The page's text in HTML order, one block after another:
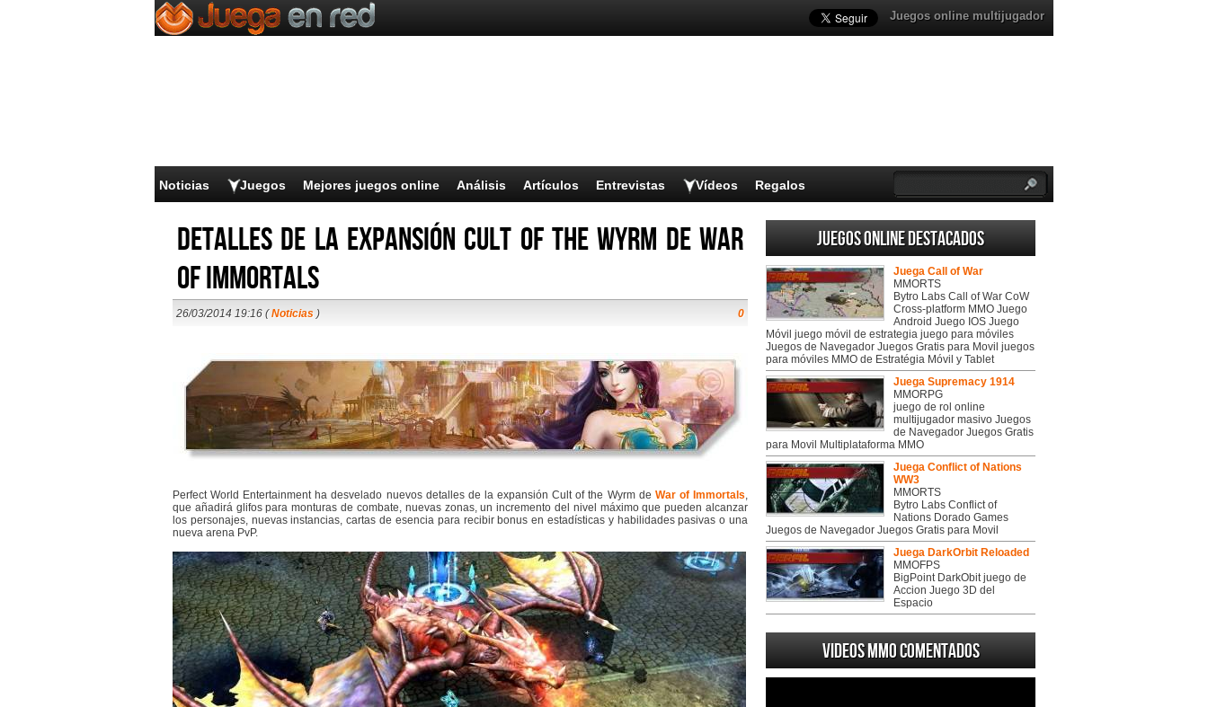
Juegos online multijugador
Noticias Juegos Mejores juegos online Análisis Artículos Entrevistas Vídeos Regalos
Detalles de la expansión Cult of the Wyrm de War
of Immortals
26/03/2014 19:16 (Noticias ) 0
Perfect World Entertainment ha desvelado nuevos detalles de la expansión Cult of the Wyrm de War of Immortals,
que añadirá glifos para monturas de combate, nuevas zonas, un incremento del nivel máximo que pueden alcanzar
los personajes, nuevas instancias, cartas de esencia para recibir bonus en estadísticas y habilidades pasivas o una
nueva arena PvP.
Juegos online destacados
Juega Call of War
MMORTS
Bytro Labs Call of War CoW
Cross-platform MMO Juego
Android Juego IOS Juego
Móvil juego móvil de estrategia juego para móviles
Juegos de Navegador Juegos Gratis para Movil juegos
para móviles MMO de Estratégia Móvil y Tablet
Juega Supremacy 1914
MMORPG
juego de rol online
multijugador masivo Juegos
de Navegador Juegos Gratis
para Movil Multiplataforma MMO
Juega Conflict of Nations
WW3
MMORTS
Bytro Labs Conflict of
Nations Dorado Games
Juegos de Navegador Juegos Gratis para Movil
Juega DarkOrbit Reloaded
MMOFPS
BigPoint DarkObit juego de
Accion Juego 3D del
Espacio
Videos MMO Comentados